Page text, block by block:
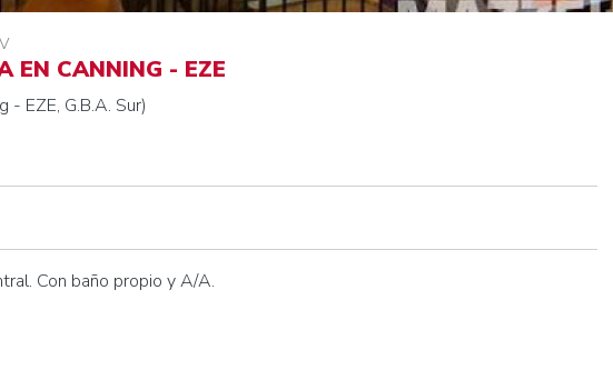
EN CANNING - EZE
- EZE, G.B.A. Sur)
Con baño propio y A/A.